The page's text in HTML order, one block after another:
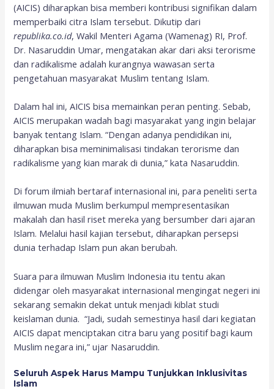
(AICIS) diharapkan bisa memberi kontribusi signifikan dalam
memperbaiki citra Islam tersebut. Dikutip dari
republika.co.id, Wakil Menteri Agama (Wamenag) RI, Prof.
Dr. Nasaruddin Umar, mengatakan akar dari aksi terorisme
dan radikalisme adalah kurangnya wawasan serta
pengetahuan masyarakat Muslim tentang Islam.
Dalam hal ini, AICIS bisa memainkan peran penting. Sebab,
AICIS merupakan wadah bagi masyarakat yang ingin belajar
banyak tentang Islam. “Dengan adanya pendidikan ini,
diharapkan bisa meminimalisasi tindakan terorisme dan
radikalisme yang kian marak di dunia,” kata Nasaruddin.
Di forum ilmiah bertaraf internasional ini, para peneliti serta
ilmuwan muda Muslim berkumpul mempresentasikan
makalah dan hasil riset mereka yang bersumber dari ajaran
Islam. Melalui hasil kajian tersebut, diharapkan persepsi
dunia terhadap Islam pun akan berubah.
Suara para ilmuwan Muslim Indonesia itu tentu akan
didengar oleh masyarakat internasional mengingat negeri ini
sekarang semakin dekat untuk menjadi kiblat studi
keislaman dunia. “Jadi, sudah semestinya hasil dari kegiatan
AICIS dapat menciptakan citra baru yang positif bagi kaum
Muslim negara ini,” ujar Nasaruddin.
Seluruh Aspek Harus Mampu Tunjukkan Inklusivitas
Islam